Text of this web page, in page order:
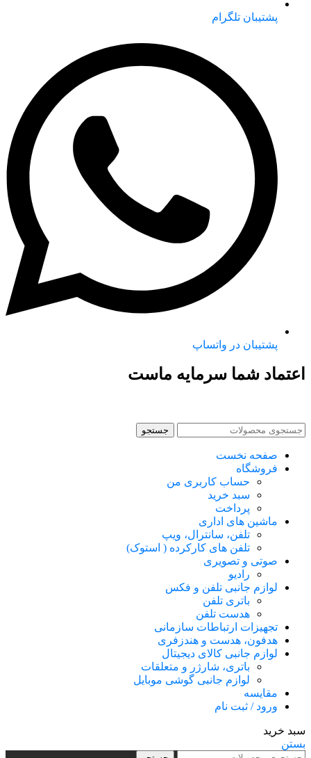
پشتیبان تلگرام
پشتیبان در واتساپ
اعتماد شما سرمایه ماست
جستجو
صفحه نخست
فروشگاه
حساب کاربری من
سبد خرید
پرداخت
ماشین های اداری
تلفن، سانترال، ویپ
تلفن های کارکرده ( استوک)
صوتی و تصویری
رادیو
لوازم جانبی تلفن و فکس
باتری تلفن
هدست تلفن
تجهیزات ارتباطات سازمانی
هدفون، هدست و هندزفری
لوازم جانبی کالای دیجیتال
باتری، شارژر و متعلقات
لوازم جانبی گوشی موبایل
مقایسه
ورود / ثبت نام
سبد خرید
بستن